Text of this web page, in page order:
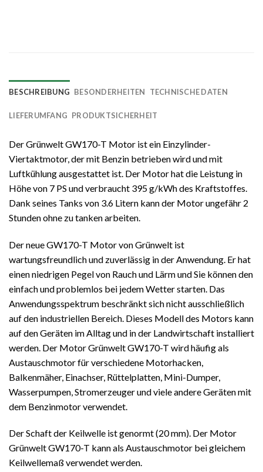
BESCHREIBUNG BESONDERHEITEN TECHNISCHE DATEN
LIEFERUMFANG PRODUKTSICHERHEIT
Der Grünwelt GW170-T Motor ist ein Einzylinder-
Viertaktmotor, der mit Benzin betrieben wird und mit
Luftkühlung ausgestattet ist. Der Motor hat die Leistung in
Höhe von 7 PS und verbraucht 395 g/kWh des Kraftstoffes.
Dank seines Tanks von 3.6 Litern kann der Motor ungefähr 2
Stunden ohne zu tanken arbeiten.
Der neue GW170-T Motor von Grünwelt ist
wartungsfreundlich und zuverlässig in der Anwendung. Er hat
einen niedrigen Pegel von Rauch und Lärm und Sie können den
einfach und problemlos bei jedem Wetter starten. Das
Anwendungsspektrum beschränkt sich nicht ausschließlich
auf den industriellen Bereich. Dieses Modell des Motors kann
auf den Geräten im Alltag und in der Landwirtschaft installiert
werden. Der Motor Grünwelt GW170-T wird häufig als
Austauschmotor für verschiedene Motorhacken,
Balkenmäher, Einachser, Rüttelplatten, Mini-Dumper,
Wasserpumpen, Stromerzeuger und viele andere Geräten mit
dem Benzinmotor verwendet.
Der Schaft der Keilwelle ist genormt (20 mm). Der Motor
Grünwelt GW170-T kann als Austauschmotor bei gleichem
Keilwellemaß verwendet werden.